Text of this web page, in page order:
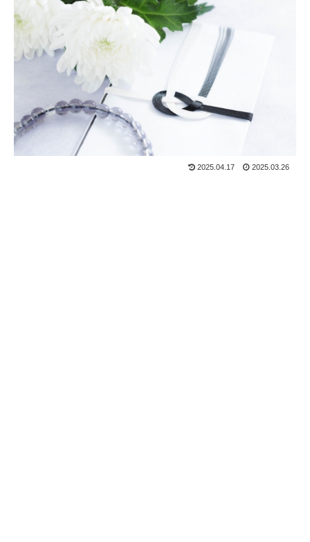
2025.04.17 2025.03.26